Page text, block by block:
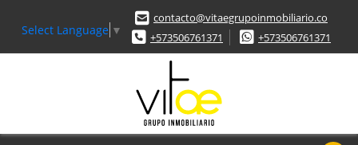
Select Language ▼
contacto@vitaegrupoinmobiliario.co
+573506761371
+573506761371